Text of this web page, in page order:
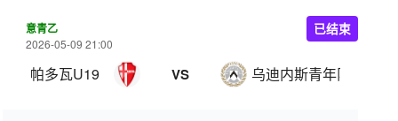
意青乙
2026-05-09 21:00
帕多瓦U19 VS 乌迪内斯青年队
已结束